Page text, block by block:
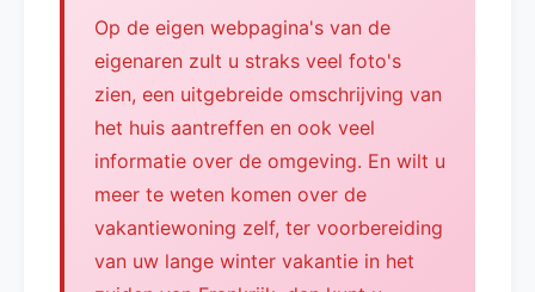
Op de eigen webpagina's van de
eigenaren zult u straks veel foto's
zien, een uitgebreide omschrijving van
het huis aantreffen en ook veel
informatie over de omgeving. En wilt u
meer te weten komen over de
vakantiewoning zelf, ter voorbereiding
van uw lange winter vakantie in het